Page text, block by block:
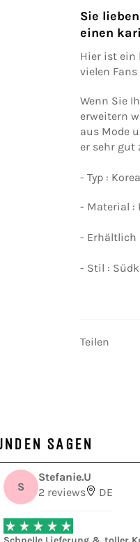
Sie
einen
Hier ist ein
vielen
Wenn Sie
erweitern
aus Mode
er sehr gut
- Typ :
- Material :
- Erhältlich
- Stil :
Teilen
SAGEN
S
Stefanie.U
2 reviews
DE